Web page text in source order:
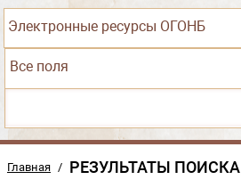
Электронные ресурсы ОГОНБ
Все поля
Главная / РЕЗУЛЬТАТЫ ПОИСКА